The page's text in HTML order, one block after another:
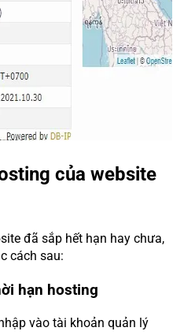
của website
đã sắp hết hạn hay chưa,
cách sau:
hạn hosting
vào tài khoản quản lý